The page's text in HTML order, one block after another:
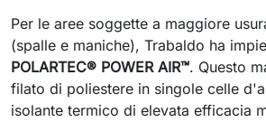
Per le aree soggette a maggiore
(spalle e maniche), Trabaldo ha
POLARTEC® POWER AIR™. Questo
filato di poliestere in singole celle
isolante termico di elevata efficacia